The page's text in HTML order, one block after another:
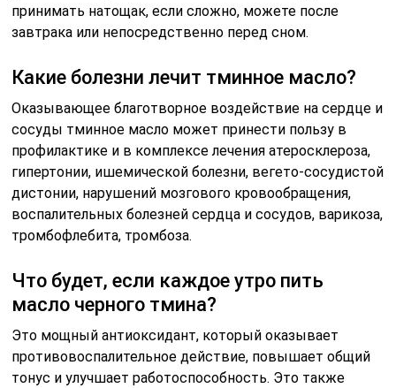
принимать натощак, если сложно, можете после
завтрака или непосредственно перед сном.
Какие болезни лечит тминное масло?
Оказывающее благотворное воздействие на сердце и
сосуды тминное масло может принести пользу в
профилактике и в комплексе лечения атеросклероза,
гипертонии, ишемической болезни, вегето-сосудистой
дистонии, нарушений мозгового кровообращения,
воспалительных болезней сердца и сосудов, варикоза,
тромбофлебита, тромбоза.
Что будет, если каждое утро пить
масло черного тмина?
Это мощный антиоксидант, который оказывает
противовоспалительное действие, повышает общий
тонус и улучшает работоспособность. Это также